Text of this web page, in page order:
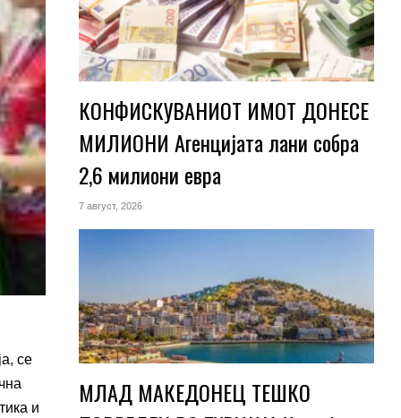
се
и
КОНФИСКУВАНИОТ ИМОТ ДОНЕСЕ
МИЛИОНИ Агенцијата лани собра
2,6 милиони евра
7 август, 2026
МЛАД МАКЕДОНЕЦ ТЕШКО